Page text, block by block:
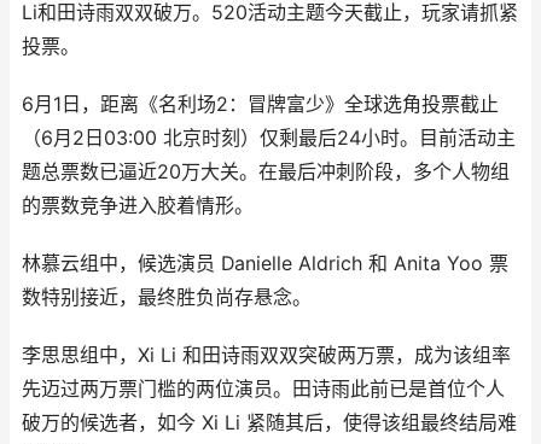
Li和田诗雨双双破万。520活动主题今天截止，玩家请抓紧
投票。
6月1日，距离《名利场2：冒牌富少》全球选角投票截止
（6月2日03:00 北京时刻）仅剩最后24小时。目前活动主
题总票数已逼近20万大关。在最后冲刺阶段，多个人物组
的票数竞争进入胶着情形。
林慕云组中，候选演员 Danielle Aldrich 和 Anita Yoo 票
数特别接近，最终胜负尚存悬念。
李思思组中，Xi Li 和田诗雨双双突破两万票，成为该组率
先迈过两万票门槛的两位演员。田诗雨此前已是首位个人
破万的候选者，如今 Xi Li 紧随其后，使得该组最终结局难